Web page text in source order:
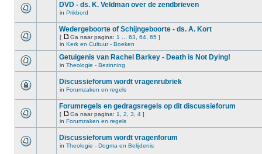
DVD - ds. K. Veldman over de zendbrieven
in Prikbord
Wedergeboorte of Schijngeboorte - ds. A. Kort
[ Ga naar pagina: 1 63 64 65 ]
in Kerk en Cultuur - Boeken
Getuigenis van Rachel Barkey - Death is Not Dying!
in Theologie - Bezinning
Discussieforum wordt vragenrubriek
in Forumzaken en regels
Forumregels en gedragsregels op dit discussieforum
[ Ga naar pagina: 1 2 3 4 ]
in Forumzaken en regels
Discussieforum wordt vragenforum
in Theologie - Dogma en Belijdenis